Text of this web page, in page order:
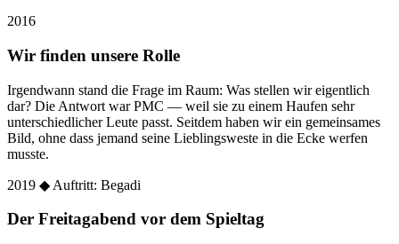
2016
Wir finden unsere Rolle
Irgendwann stand die Frage im Raum: Was stellen wir eigentlich
dar? Die Antwort war PMC — weil sie zu einem Haufen sehr
unterschiedlicher Leute passt. Seitdem haben wir ein gemeinsames
Bild, ohne dass jemand seine Lieblingsweste in die Ecke werfen
musste.
2019 ◆ Auftritt: Begadi
Der Freitagabend vor dem Spieltag